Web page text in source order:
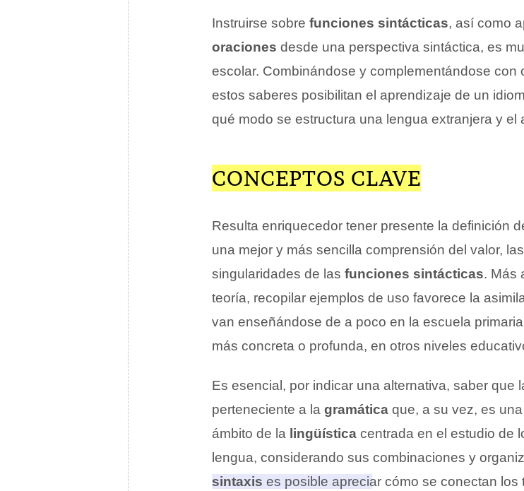
Instruirse sobre funciones sintácticas, así como
oraciones desde una perspectiva sintáctica, es
escolar. Combinándose y complementándose con
estos saberes posibilitan el aprendizaje de un
qué modo se estructura una lengua extranjera y el
CONCEPTOS CLAVE
Resulta enriquecedor tener presente la definición
una mejor y más sencilla comprensión del valor,
singularidades de las funciones sintácticas. Más
teoría, recopilar ejemplos de uso favorece la
van enseñándose de a poco en la escuela
más concreta o profunda, en otros niveles
Es esencial, por indicar una alternativa, saber que
perteneciente a la gramática que, a su vez, es
ámbito de la lingüística centrada en el estudio de
lengua, considerando sus combinaciones y
sintaxis es posible apreciar cómo se conectan los